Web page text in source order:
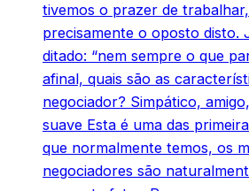
tivemos o prazer de
precisamente o oposto disto.
ditado: “nem sempre o que
afinal, quais são as
negociador? Simpático,
suave Esta é uma das
que normalmente temos, os
negociadores são